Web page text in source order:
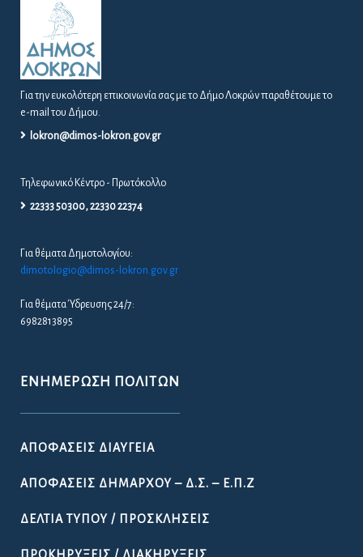
Για την ευκολότερη επικοινωνία σας με το Δήμο Λοκρών παραθέτουμε το
e-mail του Δήμου.
lokron@dimos-lokron.gov.gr
Τηλεφωνικό Κέντρο - Πρωτόκολλο
22333 50300, 22330 22374
Για θέματα Δημοτολογίου:
dimotologio@dimos-lokron.gov.gr
Για θέματα Ύδρευσης 24/7:
6982813895
ΕΝΗΜΈΡΩΣΗ ΠΟΛΙΤΏΝ
ΑΠΟΦΆΣΕΙΣ ΔΙΑΎΓΕΙΑ
ΑΠΟΦΆΣΕΙΣ ΔΗΜΆΡΧΟΥ – Δ.Σ. – Ε.Π.Ζ
ΔΕΛΤΊΑ ΤΎΠΟΥ / ΠΡΟΣΚΛΉΣΕΙΣ